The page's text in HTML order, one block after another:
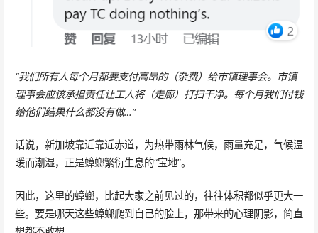
“我们所有人每个月都要支付高昂的（杂费）给市镇理事会。市镇
理事会应该承担责任让工人将（走廊）打扫干净。每个月我们付钱
给他们结果什么都没有做…”
话说，新加坡靠近靠近赤道，为热带雨林气候，雨量充足，气候温
暖而潮湿，正是蟑螂繁衍生息的“宝地”。
因此，这里的蟑螂，比起大家之前见过的，往往体积都似乎更大一
些。要是哪天这些蟑螂爬到自己的脸上，那带来的心理阴影，简直